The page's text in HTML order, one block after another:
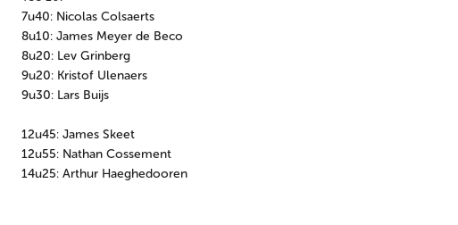
7u40: Nicolas Colsaerts
8u10: James Meyer de Beco
8u20: Lev Grinberg
9u20: Kristof Ulenaers
9u30: Lars Buijs
12u45: James Skeet
12u55: Nathan Cossement
14u25: Arthur Haeghedooren